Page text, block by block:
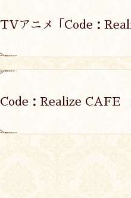
TVアニメ「Code：
Code：Realize CAFE